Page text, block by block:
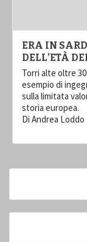
ERA IN
DELL’ETÀ
Torri alte oltre
esempio di
sulla limitata
storia europea.
Di Andrea Loddo